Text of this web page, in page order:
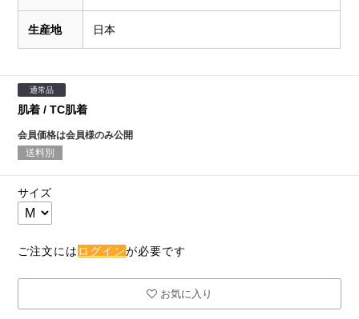
生産地 日本
通常品
肌着 / TC肌着
会員価格は会員様のみ公開
送料別
サイズ
ご注文には ログインが必要です
お気に入り